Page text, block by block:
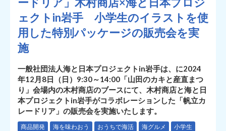
ェクトin岩手 小学生のイラストを使
用した特別パッケージの販売会を実
施
一般社団法人海と日本プロジェクトin岩手は、に2024
年12月8日（日）9:30～14:00「山田のカキと産直まつ
り」会場内の木村商店のブースにて、木村商店と海と日
本プロジェクトin岩手がコラボレーションした「帆立カ
レードリア」の販売会を実施いたします。
商品開発 海を味わおう おうちで海活 海グルメ
小学生